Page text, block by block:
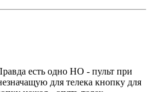
есть одно НО - пульт при
для телека кнопку для